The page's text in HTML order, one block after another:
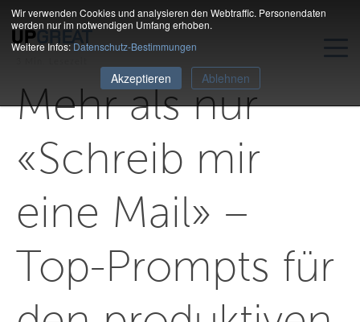
Wir verwenden Cookies und analysieren den Webtraffic. Personendaten
werden nur im notwendigen Umfang erhoben.
Weitere Infos:Datenschutz-Bestimmungen
Akzeptieren Ablehnen
Mehr als nur
«Schreib mir
eine Mail» –
Top-Prompts für